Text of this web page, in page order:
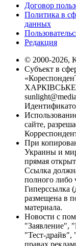
Договор
Политика в
данных
Редакция
© 2000-2026,
Субъект в
ХАРКІВСЬКЕ
сайте,
При
Украины и
прямая
Ссылка
полного либо
Гиперссылка
размещена в
материала.
Новости с
"Заявление",
"Тест-
правах